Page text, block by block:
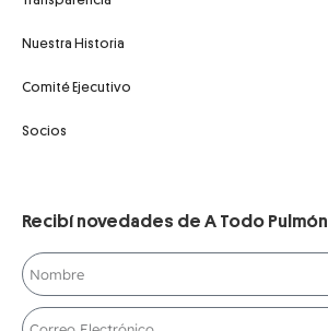
Nuestra Historia
Comité Ejecutivo
Socios
Recibí novedades de A Todo Pulmón